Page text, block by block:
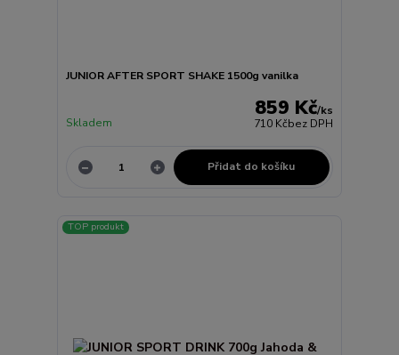
JUNIOR AFTER SPORT SHAKE 1500g vanilka
859 Kč/ks
710 Kčbez DPH
Skladem
Přidat do košíku
TOP produkt